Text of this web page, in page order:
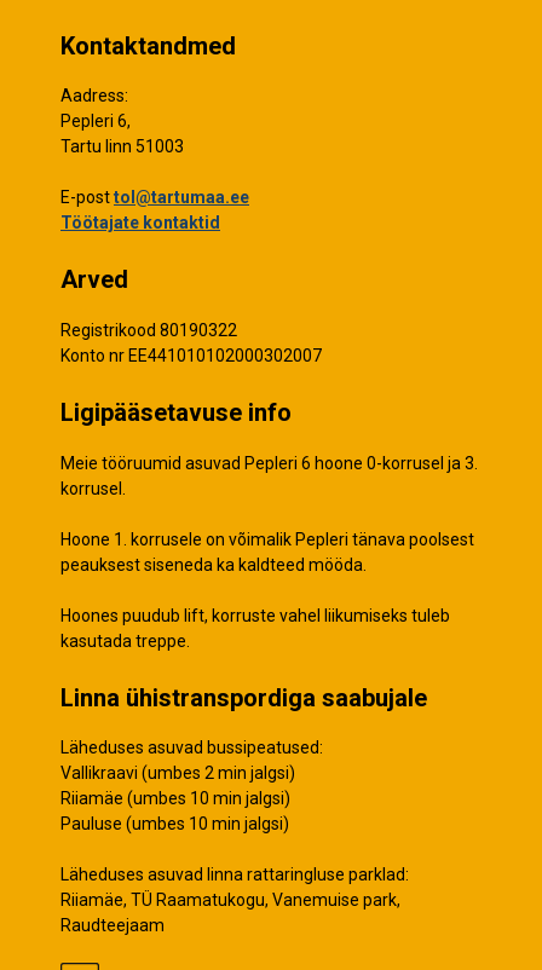
Kontaktandmed
Aadress:
Pepleri 6,
Tartu linn 51003
E-posttol@tartumaa.ee
Töötajate kontaktid
Arved
Registrikood 80190322
Konto nr EE441010102000302007
Ligipääsetavuse info
Meie tööruumid asuvad Pepleri 6 hoone 0-korrusel ja 3.
korrusel.
Hoone 1. korrusele on võimalik Pepleri tänava poolsest
peauksest siseneda ka kaldteed mööda.
Hoones puudub lift, korruste vahel liikumiseks tuleb
kasutada treppe.
Linna ühistranspordiga saabujale
Läheduses asuvad bussipeatused:
Vallikraavi (umbes 2 min jalgsi)
Riiamäe (umbes 10 min jalgsi)
Pauluse (umbes 10 min jalgsi)
Läheduses asuvad linna rattaringluse parklad:
Riiamäe, TÜ Raamatukogu, Vanemuise park,
Raudteejaam